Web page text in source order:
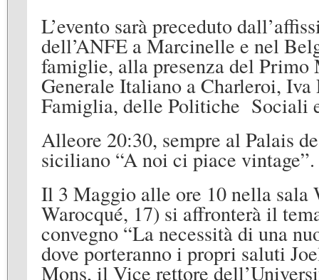
L’evento sarà preceduto
dell’ANFE a Marcinelle e nel
famiglie, alla presenza del
Generale Italiano a Charleroi,
Famiglia, delle Politiche Sociali
Alleore 20:30, sempre al Palais
siciliano “A noi ci piace vintage”.
Il 3 Maggio alle ore 10 nella sala
Warocqué, 17) si affronterà il
convegno “La necessità di una
dove porteranno i propri saluti
Mons, il Vice rettore